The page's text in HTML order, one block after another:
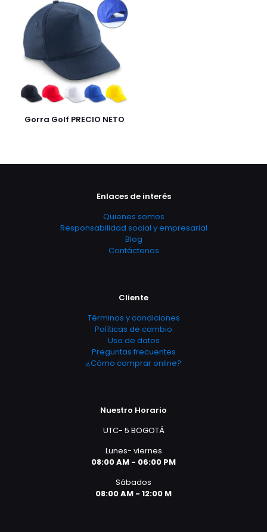
Gorra Golf PRECIO NETO
Enlaces de interés
Quienes somos
Responsabilidad social y empresarial
Blog
Contáctenos
Cliente
Términos y condiciones
Políticas de cambio
Uso de datos
Preguntas frecuentes
¿Cómo comprar online?
Nuestro Horario
UTC- 5 BOGOTÁ
Lunes- viernes
08:00 AM - 06:00 PM
Sábados
08:00 AM - 12:00 M